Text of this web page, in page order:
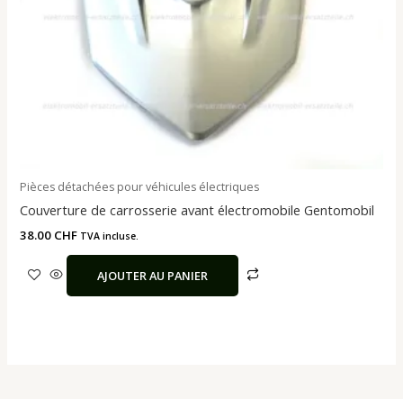
Pièces détachées pour véhicules électriques
Couverture de carrosserie avant électromobile Gentomobil
38.00 CHF TVA incluse.
AJOUTER AU PANIER